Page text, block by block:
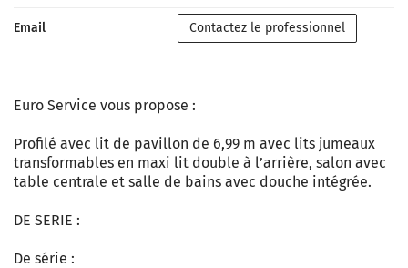
Email Contactez le professionnel
Euro Service vous propose :
Profilé avec lit de pavillon de 6,99 m avec lits jumeaux
transformables en maxi lit double à l’arrière, salon avec
table centrale et salle de bains avec douche intégrée.
DE SERIE :
De série :